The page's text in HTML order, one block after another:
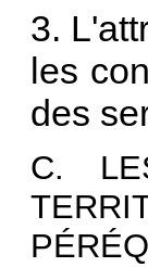
3.
les
des
C.